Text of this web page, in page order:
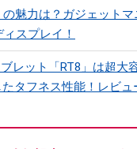
の魅力は？ガジェット
スプレイ！
レット「RT8」は超大
タフネス性能！レビュ